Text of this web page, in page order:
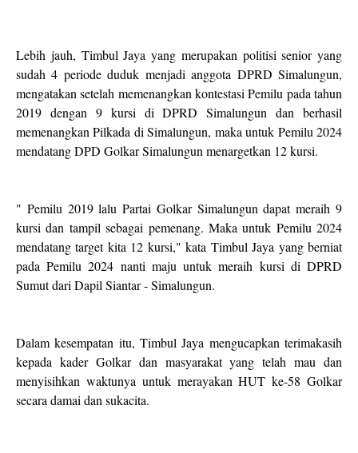
Lebih jauh, Timbul Jaya yang merupakan politisi senior yang
sudah 4 periode duduk menjadi anggota DPRD Simalungun,
mengatakan setelah memenangkan kontestasi Pemilu pada tahun
2019 dengan 9 kursi di DPRD Simalungun dan berhasil
memenangkan Pilkada di Simalungun, maka untuk Pemilu 2024
mendatang DPD Golkar Simalungun menargetkan 12 kursi.
" Pemilu 2019 lalu Partai Golkar Simalungun dapat meraih 9
kursi dan tampil sebagai pemenang. Maka untuk Pemilu 2024
mendatang target kita 12 kursi," kata Timbul Jaya yang berniat
pada Pemilu 2024 nanti maju untuk meraih kursi di DPRD
Sumut dari Dapil Siantar - Simalungun.
Dalam kesempatan itu, Timbul Jaya mengucapkan terimakasih
kepada kader Golkar dan masyarakat yang telah mau dan
menyisihkan waktunya untuk merayakan HUT ke-58 Golkar
secara damai dan sukacita.